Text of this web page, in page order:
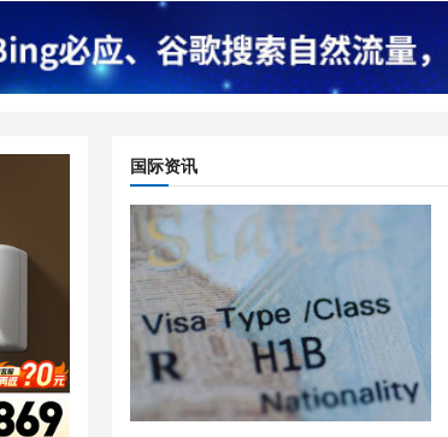
国际资讯